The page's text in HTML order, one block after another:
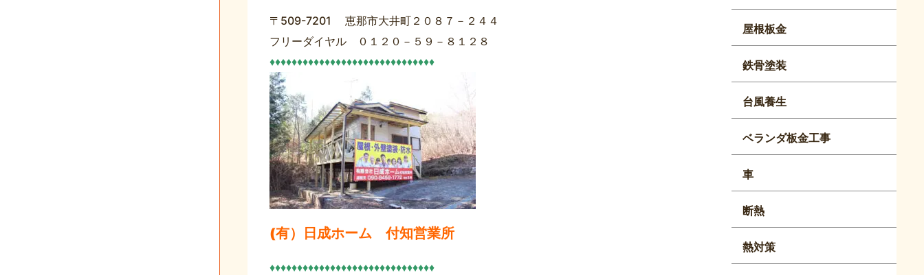
〒509-7201 恵那市大井町２０８７－２４４
フリーダイヤル ０１２０－５９－８１２８
♦♦♦♦♦♦♦♦♦♦♦♦♦♦♦♦♦♦♦♦♦♦♦♦♦♦♦♦♦♦
(有）日成ホーム 付知営業所
♦♦♦♦♦♦♦♦♦♦♦♦♦♦♦♦♦♦♦♦♦♦♦♦♦♦♦♦♦♦
屋根板金
鉄骨塗装
台風養生
ベランダ板金工事
車
断熱
熱対策